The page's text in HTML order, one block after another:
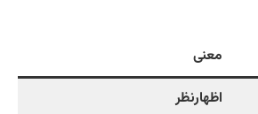
معنی
اظهارنظر